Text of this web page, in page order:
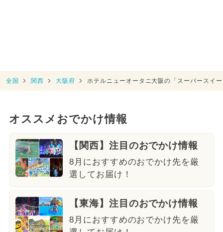
全国 関西 大阪府 ホテルニューオータニ大阪の「スーパースイ
オススメおでかけ情報
【関西】注目のおでかけ情報
8月におすすめのおでかけ先を厳
選してお届け！
【東海】注目のおでかけ情報
8月におすすめのおでかけ先を厳